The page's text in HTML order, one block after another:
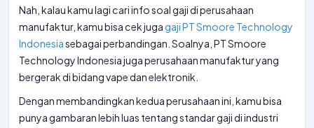
Nah, kalau kamu lagi cari info soal gaji di perusahaan
manufaktur, kamu bisa cek juga gaji PT Smoore Technology
Indonesiasebagai perbandingan. Soalnya, PT Smoore
Technology Indonesia juga perusahaan manufaktur yang
bergerak di bidang vape dan elektronik.
Dengan membandingkan kedua perusahaan ini, kamu bisa
punya gambaran lebih luas tentang standar gaji di industri